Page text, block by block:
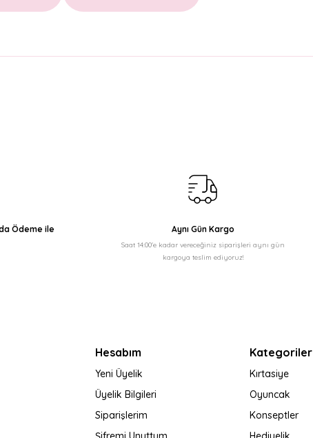
Ödeme ile
Aynı Gün Kargo
Saat 14:00'e kadar vereceğiniz siparişleri aynı gün
kargoya teslim ediyoruz!
Hesabım
Yeni Üyelik
Üyelik Bilgileri
Siparişlerim
Kategoriler
Kırtasiye
Oyuncak
Konseptler